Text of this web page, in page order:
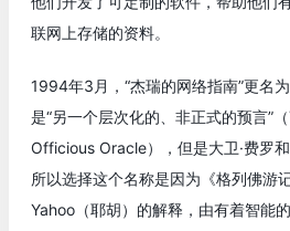
联网上存储的资料。
1994年3月，“杰瑞的网络指南”更名
是“另一个层次化的、非正式的预言”
Officious Oracle），但是大卫·费罗
所以选择这个名称是因为《格列佛游
Yahoo（耶胡）的解释，由有着智能